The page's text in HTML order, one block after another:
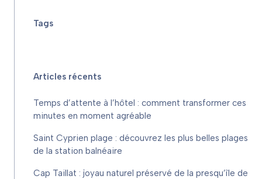
Tags
Articles récents
Temps d’attente à l’hôtel : comment transformer ces
minutes en moment agréable
Saint Cyprien plage : découvrez les plus belles plages
de la station balnéaire
Cap Taillat : joyau naturel préservé de la presqu’île de